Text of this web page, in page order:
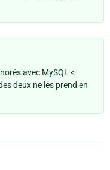
avec MySQL <
deux ne les prend en